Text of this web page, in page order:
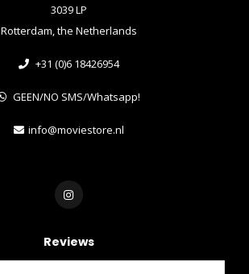
3039 LP
Rotterdam, the Netherlands
+31 (0)6 18426954
GEEN/NO SMS/Whatsapp!
info@moviestore.nl
Reviews